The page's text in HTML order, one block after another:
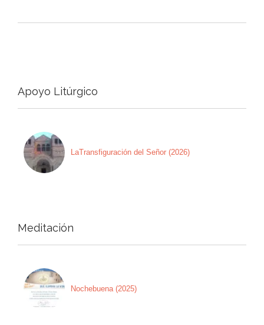
Apoyo Litúrgico
LaTransfiguración del Señor (2026)
Meditación
Nochebuena (2025)